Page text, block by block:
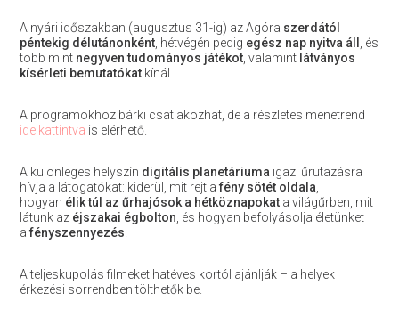
A nyári időszakban (augusztus 31-ig) az Agóra szerdától
péntekig délutánonként, hétvégén pedig egész nap nyitva áll
, és
több mint negyven tudományos játékot, valamint látványos
kísérleti bemutatókatkínál.
A programokhoz bárki csatlakozhat, de a részletes menetrend
ide kattintva is elérhető.
A különleges helyszín digitális planetáriuma igazi űrutazásra
hívja a látogatókat: kiderül, mit rejt afény sötét oldala
hogyan élik túl az űrhajósok a hétköznapokata világűrben, mit
látunk az éjszakai égbolton , és hogyan befolyásolja életünket
afényszennyezés
A teljeskupolás filmeket hatéves kortól ajánlják – a helyek
érkezési sorrendben tölthetők be.